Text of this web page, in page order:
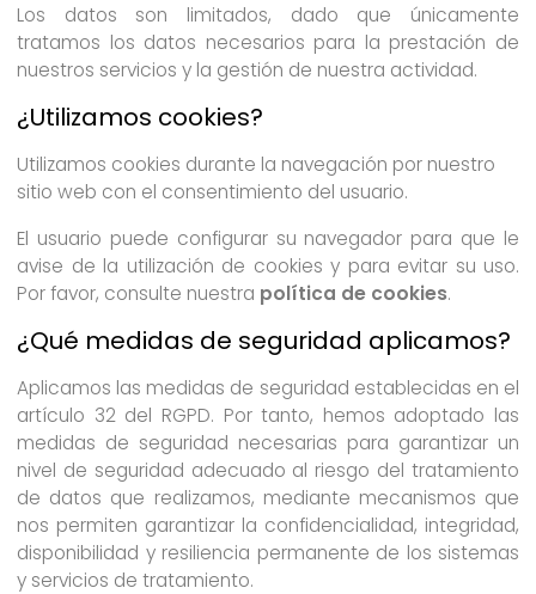
Los datos son limitados, dado que únicamente
tratamos los datos necesarios para la prestación de
nuestros servicios y la gestión de nuestra actividad.
¿Utilizamos cookies?
Utilizamos cookies durante la navegación por nuestro
sitio web con el consentimiento del usuario.
El usuario puede configurar su navegador para que le
avise de la utilización de cookies y para evitar su uso.
Por favor, consulte nuestra política de cookies.
¿Qué medidas de seguridad aplicamos?
Aplicamos las medidas de seguridad establecidas en el
artículo 32 del RGPD. Por tanto, hemos adoptado las
medidas de seguridad necesarias para garantizar un
nivel de seguridad adecuado al riesgo del tratamiento
de datos que realizamos, mediante mecanismos que
nos permiten garantizar la confidencialidad, integridad,
disponibilidad y resiliencia permanente de los sistemas
y servicios de tratamiento.